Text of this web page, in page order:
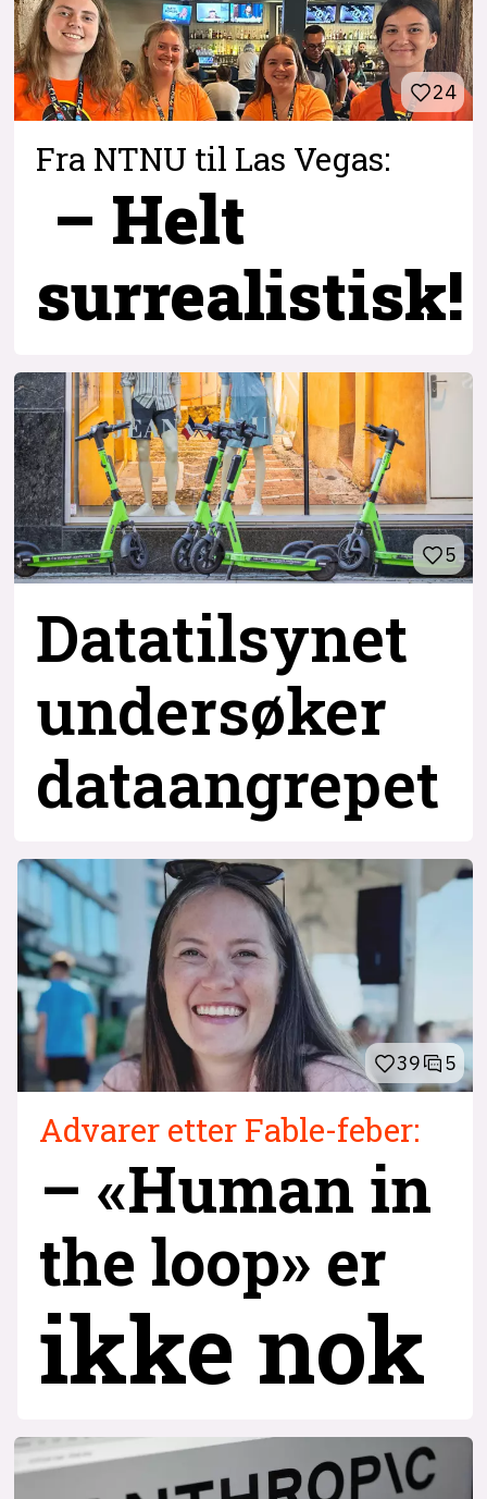
24
Fra NTNU til Las Vegas:
– Helt
surrealistisk!
5
Datatilsynet
undersøker
dataangrepet
39 5
Advarer etter Fable-feber:
– «Human in
the loop» er
ikke nok